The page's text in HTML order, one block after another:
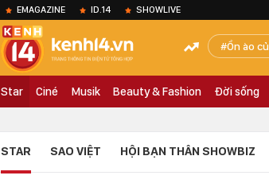
EMAGAZINE ID.14 SHOWLIVE
Ồn ào
Star Ciné Musik Beauty & Fashion Đời sống
STAR SAO VIỆT HỘI BẠN THÂN SHOWBIZ